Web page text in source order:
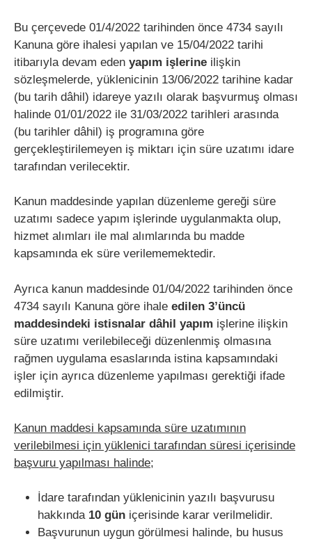
Bu çerçevede 01/4/2022 tarihinden önce 4734 sayılı
Kanuna göre ihalesi yapılan ve 15/04/2022 tarihi
itibarıyla devam eden yapım işlerine ilişkin
sözleşmelerde, yüklenicinin 13/06/2022 tarihine kadar
(bu tarih dâhil) idareye yazılı olarak başvurmuş olması
halinde 01/01/2022 ile 31/03/2022 tarihleri arasında
(bu tarihler dâhil) iş programına göre
gerçekleştirilemeyen iş miktarı için süre uzatımı idare
tarafından verilecektir.
Kanun maddesinde yapılan düzenleme gereği süre
uzatımı sadece yapım işlerinde uygulanmakta olup,
hizmet alımları ile mal alımlarında bu madde
kapsamında ek süre verilememektedir.
Ayrıca kanun maddesinde 01/04/2022 tarihinden önce
4734 sayılı Kanuna göre ihale edilen 3’üncü
maddesindeki istisnalar dâhil yapım işlerine ilişkin
süre uzatımı verilebileceği düzenlenmiş olmasına
rağmen uygulama esaslarında istina kapsamındaki
işler için ayrıca düzenleme yapılması gerektiği ifade
edilmiştir.
Kanun maddesi kapsamında süre uzatımının
verilebilmesi için yüklenici tarafından süresi içerisinde
başvuru yapılması halinde;
İdare tarafından yüklenicinin yazılı başvurusu
hakkında 10 güniçerisinde karar verilmelidir.
Başvurunun uygun görülmesi halinde, bu husus